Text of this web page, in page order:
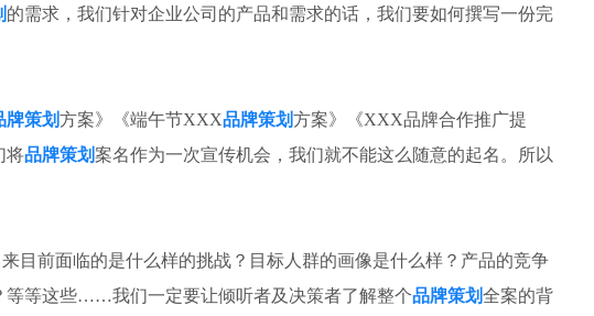
的需求，我们针对企业公司的产品和需求的话，我们要如何撰写一份完
牌策划方案》《端午节XXX品牌策划方案》《XXX品牌合作推广提
将品牌策划案名作为一次宣传机会，我们就不能这么随意的起名。所以
目前面临的是什么样的挑战？目标人群的画像是什么样？产品的竞争
等等这些……我们一定要让倾听者及决策者了解整个品牌策划全案的背